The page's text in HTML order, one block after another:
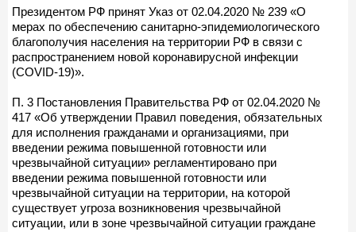
Президентом РФ принят Указ от 02.04.2020 № 239 «О
мерах по обеспечению санитарно-эпидемиологического
благополучия населения на территории РФ в связи с
распространением новой коронавирусной инфекции
(COVID-19)».
П. 3 Постановления Правительства РФ от 02.04.2020 №
417 «Об утверждении Правил поведения, обязательных
для исполнения гражданами и организациями, при
введении режима повышенной готовности или
чрезвычайной ситуации» регламентировано при
введении режима повышенной готовности или
чрезвычайной ситуации на территории, на которой
существует угроза возникновения чрезвычайной
ситуации, или в зоне чрезвычайной ситуации граждане